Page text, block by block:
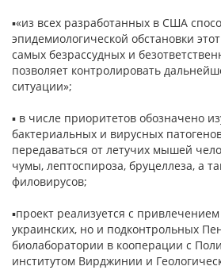
▪«из всех разработанных в США
эпидемиологической обстановки
самых безрассудных и
позволяет контролировать
ситуации»;
▪ в числе приоритетов обозначено
бактериальных и вирусных
передаваться от летучих мышей
чумы, лептоспироза, бруцеллеза, а
филовирусов;
▪проект реализуется с
украинских, но и подконтрольных
биолаборатории в кооперации с
институтом Вирджинии и